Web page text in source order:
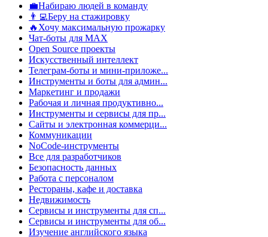
💼Набираю людей в команду
👨‍💻Беру на стажировку
🔥Хочу максимальную прожарку
Чат-боты для MAX
Open Source проекты
Искусственный интеллект
Телеграм-боты и мини-приложе...
Инструменты и боты для админ...
Маркетинг и продажи
Рабочая и личная продуктивно...
Инструменты и сервисы для пр...
Сайты и электронная коммерци...
Коммуникации
NoCode-инструменты
Все для разработчиков
Безопасность данных
Работа с персоналом
Рестораны, кафе и доставка
Недвижимость
Сервисы и инструменты для сп...
Сервисы и инструменты для об...
Изучение английского языка